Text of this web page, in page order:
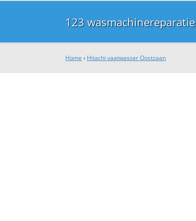
123 wasmachinereparatie
Home › Hitachi vaatwasser Oostzaan